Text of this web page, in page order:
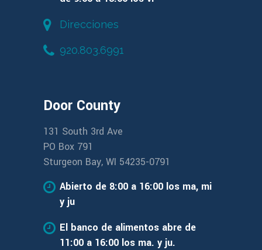
Direcciones
920.803.6991
Door County
131 South 3rd Ave
PO Box 791
Sturgeon Bay, WI 54235-0791
Abierto de 8:00 a 16:00 los ma, mi
y ju
El banco de alimentos abre de
11:00 a 16:00 los ma. y ju.